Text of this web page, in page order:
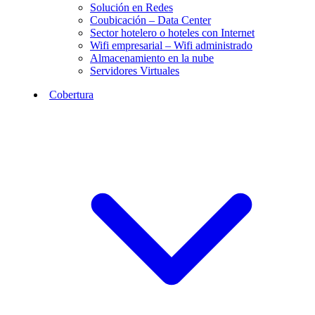
Solución en Redes
Coubicación – Data Center
Sector hotelero o hoteles con Internet
Wifi empresarial – Wifi administrado
Almacenamiento en la nube
Servidores Virtuales
Cobertura